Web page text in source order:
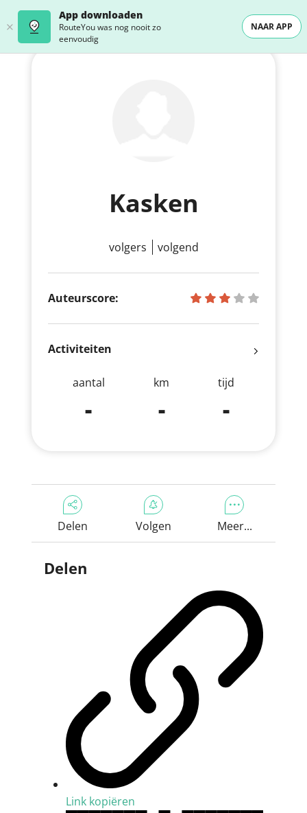
App downloaden
RouteYou was nog nooit zo
eenvoudig
NAAR APP
Kasken
volgers volgend
Auteurscore:
Activiteiten
aantal
-
km
-
tijd
-
Delen Volgen Meer...
Delen
Link kopiëren